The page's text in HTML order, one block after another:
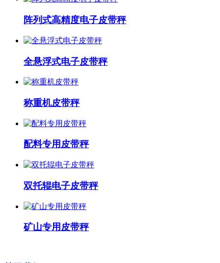
阵列式高精度电子皮带秤
全悬浮式电子皮带秤
称重机皮带秤
配料专用皮带秤
双托辊电子皮带秤
矿山专用皮带秤